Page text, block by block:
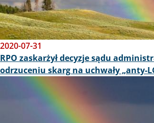
2020-07-31
RPO zaskarżył decyzje sądu
odrzuceniu skarg na uchwały „anty-